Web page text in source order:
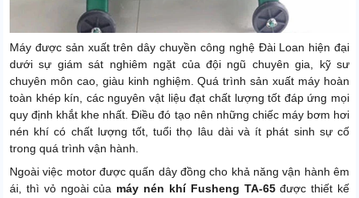
Máy được sản xuất trên dây chuyền công nghệ Đài Loan hiện đại
dưới sự giám sát nghiêm ngặt của đội ngũ chuyên gia, kỹ sư
chuyên môn cao, giàu kinh nghiệm. Quá trình sản xuất máy hoàn
toàn khép kín, các nguyên vật liệu đạt chất lượng tốt đáp ứng mọi
quy định khắt khe nhất. Điều đó tạo nên những chiếc máy bơm hơi
nén khí có chất lượng tốt, tuổi thọ lâu dài và ít phát sinh sự cố
trong quá trình vận hành.
Ngoài việc motor được quấn dây đồng cho khả năng vận hành êm
ái, thì vỏ ngoài của máy nén khí Fusheng TA-65được thiết kế